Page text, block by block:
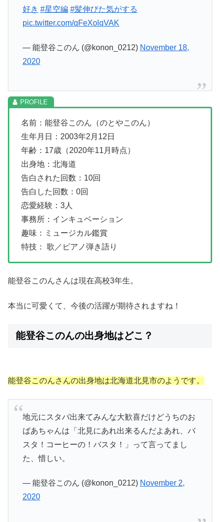
好き #星空編 #髪伸びた気がする
pic.twitter.com/qFeXolqVAK
— 能登谷このん (@konon_0212) November 18,
2020
名前：能登谷このん（のとやこのん）
生年月日：2003年2月12日
年齢：17歳（2020年11月時点）
出身地：北海道
告白された回数：10回
告白した回数：0回
恋愛経験：3人
事務所：インキュベーション
趣味：ミュージカル鑑賞
特技： 歌／ピアノ弾き語り
能登谷このんさんは現在高校3年生。
本当に可愛くて、今後の活躍が期待されますね！
能登谷このんの出身地はどこ？
能登谷このんさんの出身地は北海道北見市のようです。
地元にスタバ出来てみんな大歓喜だけどうちのお
ばあちゃんは「北見にあれ出来るんだよあれ、バ
スタ！コーヒーの！バスタ！」って言ってまし
た、惜しい。
— 能登谷このん (@konon_0212) November 2,
2020